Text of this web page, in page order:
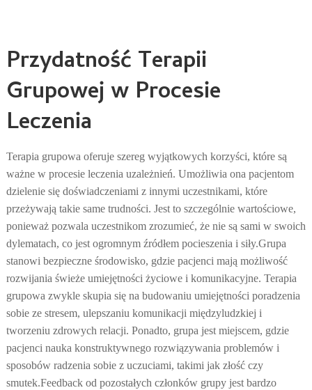
Przydatność Terapii
Grupowej w Procesie
Leczenia
Terapia grupowa oferuje szereg wyjątkowych korzyści, które są
ważne w procesie leczenia uzależnień. Umożliwia ona pacjentom
dzielenie się doświadczeniami z innymi uczestnikami, które
przeżywają takie same trudności. Jest to szczególnie wartościowe,
ponieważ pozwala uczestnikom zrozumieć, że nie są sami w swoich
dylematach, co jest ogromnym źródłem pocieszenia i siły.Grupa
stanowi bezpieczne środowisko, gdzie pacjenci mają możliwość
rozwijania świeże umiejętności życiowe i komunikacyjne. Terapia
grupowa zwykle skupia się na budowaniu umiejętności poradzenia
sobie ze stresem, ulepszaniu komunikacji międzyludzkiej i
tworzeniu zdrowych relacji. Ponadto, grupa jest miejscem, gdzie
pacjenci nauka konstruktywnego rozwiązywania problemów i
sposobów radzenia sobie z uczuciami, takimi jak złość czy
smutek.Feedback od pozostałych członków grupy jest bardzo